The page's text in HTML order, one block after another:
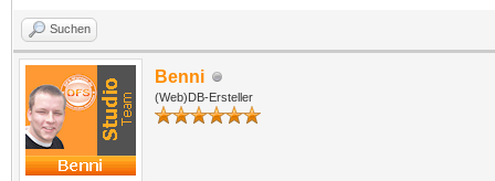
Suchen
Benni
(Web)DB-Ersteller